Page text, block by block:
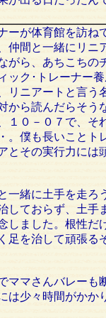
ーが体育館を訪ね
仲間と一緒にリニ
がら、あちこちの
ック･トレーナー
リニアートと言う
から読んだらそう
１０－０７で、そ
。僕も長いことト
とその実行力には
一緒に土手を走ろ
しておらず、土手
しました。根性だ
足を治して頑張る
ママさんバレーも
は少々時間がかか